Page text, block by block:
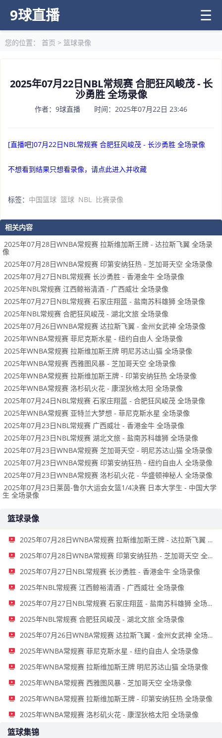
9球直播 ☰
您的位置： 首页 > 篮球录像
2025年07月22日NBL常规赛 合肥狂风峻茂 - 长
沙勇胜 全场录像
作者：9球直播 时间：2025年07月22日 23:46
[直播吧]07月22日NBL常规赛 合肥狂风峻茂 - 长沙勇胜 全场录像
不想看到结果只想看录像，请点此进入并收藏
标签： 中国篮球 篮球 NBL 比赛录像
相关内容
2025年07月28日WNBA常规赛 拉斯维加斯王牌 - 达拉斯飞翼 全场录
像
2025年07月28日WNBA常规赛 印第安纳狂热 - 芝加哥天空 全场录像
2025年07月27日NBL常规赛 长沙勇胜 - 香港金牛 全场录像
2025年NBL常规赛 江西鲸裕清酒 - 广西威壮 全场录像
2025年07月27日NBL常规赛 石家庄翔蓝 - 盐南苏科雄狮 全场录像
2025年NBL常规赛 合肥狂风峻茂 - 湖北文旅 全场录像
2025年07月26日WNBA常规赛 达拉斯飞翼 - 金州女武神 全场录像
2025年WNBA常规赛 菲尼克斯水星 - 纽约自由人 全场录像
2025年WNBA常规赛 拉斯维加斯王牌 明尼苏达山猫 全场录像
2025年WNBA常规赛 西雅图风暴 - 芝加哥天空 全场录像
2025年WNBA常规赛 拉斯维加斯王牌 - 印第安纳狂热 全场录像
2025年WNBA常规赛 洛杉矶火花 - 康涅狄格太阳 全场录像
2025年07月24日NBL常规赛 石家庄翔蓝 - 合肥狂风峻茂 全场录像
2025年WNBA常规赛 亚特兰大梦想 - 菲尼克斯水星 全场录像
2025年07月23日NBL常规赛 广西威壮 - 香港金牛 全场录像
2025年07月23日NBL常规赛 湖北文旅 - 盐南苏科雄狮 全场录像
2025年07月23日WNBA常规赛 芝加哥天空 - 明尼苏达山猫 全场录像
2025年07月23日WNBA常规赛 印第安纳狂热 - 纽约自由人 全场录像
2025年07月23日WNBA常规赛 洛杉矶火花 - 华盛顿神秘人 全场录像
2025年07月23日莱茵-鲁尔大运会女篮1/4决赛 日本大学生 - 中国大学
生 全场录像
篮球录像
2025年07月28日WNBA常规赛 拉斯维加斯王牌 - 达拉斯飞翼 全场录像
2025年07月28日WNBA常规赛 印第安纳狂热 - 芝加哥天空 全场录像
2025年07月27日NBL常规赛 长沙勇胜 - 香港金牛 全场录像
2025年NBL常规赛 江西鲸裕清酒 - 广西威壮 全场录像
2025年07月27日NBL常规赛 石家庄翔蓝 - 盐南苏科雄狮 全场录像
2025年NBL常规赛 合肥狂风峻茂 - 湖北文旅 全场录像
2025年07月26日WNBA常规赛 达拉斯飞翼 - 金州女武神 全场录像
2025年WNBA常规赛 菲尼克斯水星 - 纽约自由人 全场录像
2025年WNBA常规赛 拉斯维加斯王牌 明尼苏达山猫 全场录像
2025年WNBA常规赛 西雅图风暴 - 芝加哥天空 全场录像
2025年WNBA常规赛 拉斯维加斯王牌 - 印第安纳狂热 全场录像
2025年WNBA常规赛 洛杉矶火花 - 康涅狄格太阳 全场录像
篮球集锦